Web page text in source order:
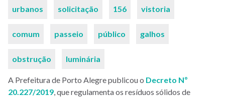
urbanos solicitação 156 vistoria
comum passeio público galhos
obstrução luminária
A Prefeitura de Porto Alegre publicou o Decreto Nº
20.227/2019, que regulamenta os resíduos sólidos de